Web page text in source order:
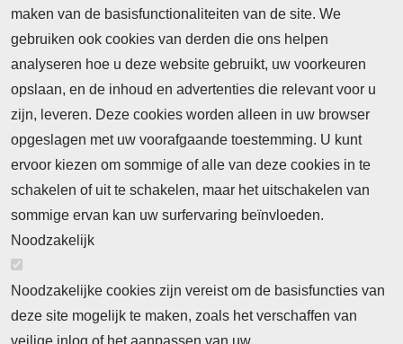
maken van de basisfunctionaliteiten van de site. We
gebruiken ook cookies van derden die ons helpen
analyseren hoe u deze website gebruikt, uw voorkeuren
opslaan, en de inhoud en advertenties die relevant voor u
zijn, leveren. Deze cookies worden alleen in uw browser
opgeslagen met uw voorafgaande toestemming. U kunt
ervoor kiezen om sommige of alle van deze cookies in te
schakelen of uit te schakelen, maar het uitschakelen van
sommige ervan kan uw surfervaring beïnvloeden.
Noodzakelijk
Noodzakelijke cookies zijn vereist om de basisfuncties van
deze site mogelijk te maken, zoals het verschaffen van
veilige inlog of het aanpassen van uw
Nieuws
Neem contact op
Algemene Leveringsvoorwaarden
Cookieverklaring
Privacyverklaring